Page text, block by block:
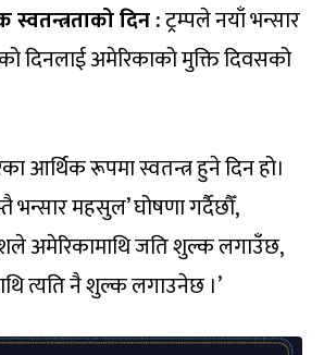
दिन :ट्रम्पले नयाँ भन्सार
दिनलाई अमेरिकाको मुक्ति दिवसको
आर्थिक रूपमा स्वतन्त्र हुने दिन हो।
भन्सार महसुल’ घोषणा गर्दैछौँ,
अमेरिकामाथि जति शुल्क लगाउँछ,
त्यति नै शुल्क लगाउनेछ ।’